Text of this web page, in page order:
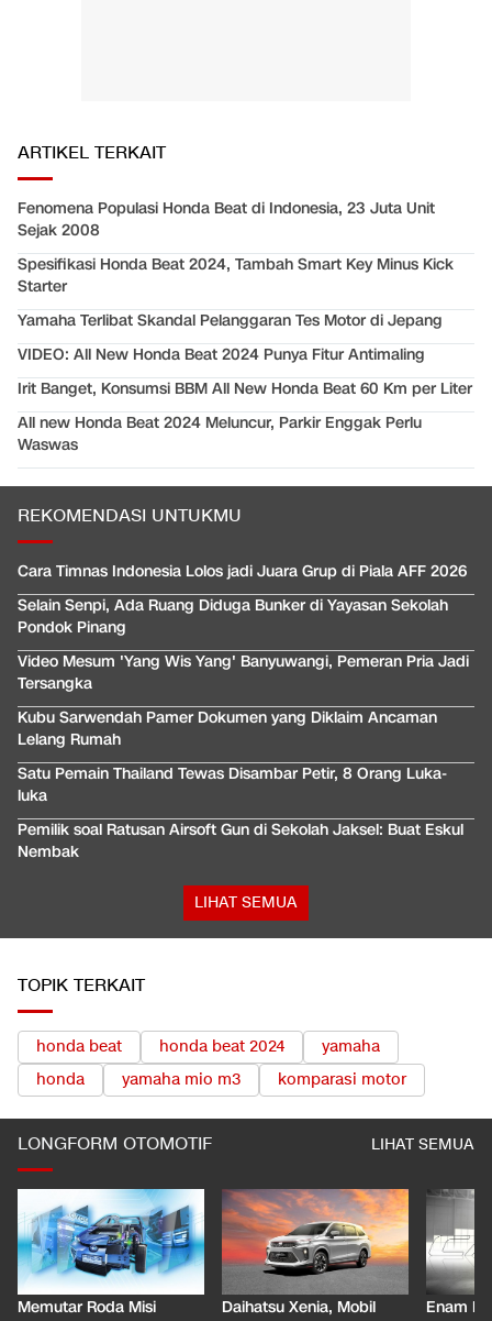
ARTIKEL TERKAIT
Fenomena Populasi Honda Beat di Indonesia, 23 Juta Unit
Sejak 2008
Spesifikasi Honda Beat 2024, Tambah Smart Key Minus Kick
Starter
Yamaha Terlibat Skandal Pelanggaran Tes Motor di Jepang
VIDEO: All New Honda Beat 2024 Punya Fitur Antimaling
Irit Banget, Konsumsi BBM All New Honda Beat 60 Km per Liter
All new Honda Beat 2024 Meluncur, Parkir Enggak Perlu
Waswas
REKOMENDASI UNTUKMU
Cara Timnas Indonesia Lolos jadi Juara Grup di Piala AFF 2026
Selain Senpi, Ada Ruang Diduga Bunker di Yayasan Sekolah
Pondok Pinang
Video Mesum 'Yang Wis Yang' Banyuwangi, Pemeran Pria Jadi
Tersangka
Kubu Sarwendah Pamer Dokumen yang Diklaim Ancaman
Lelang Rumah
Satu Pemain Thailand Tewas Disambar Petir, 8 Orang Luka-
luka
Pemilik soal Ratusan Airsoft Gun di Sekolah Jaksel: Buat Eskul
Nembak
LIHAT SEMUA
TOPIK TERKAIT
honda beat honda beat 2024
yamaha
honda
yamaha mio m3 komparasi motor
LONGFORM OTOMOTIF LIHAT SEMUA
Memutar Roda Misi
Daihatsu Xenia, Mobil
Enam